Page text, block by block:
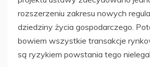
rozszerzeniu zakresu nowych
dziedziny życia gospodarczego.
bowiem wszystkie transakcje
są ryzykiem powstania tego